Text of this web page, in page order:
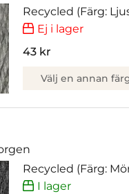
Recycled (Färg:
Ej i lager
43 kr
Välj en annan
Recycled (Färg:
I lager